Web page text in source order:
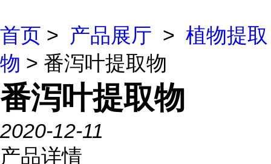
首页 > 产品展厅 > 植物提取
物 > 番泻叶提取物
番泻叶提取物
2020-12-11
产品详情